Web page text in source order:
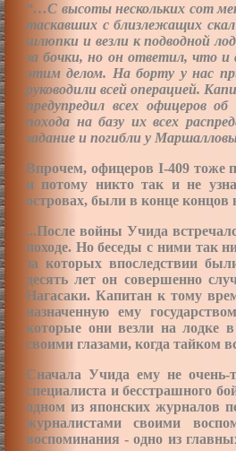
“…С высоты нескольких сот
таскавших с близлежащих
шлюпки и везли к подводной
за бочки, но он ответил, что и
этим делом. На борту у нас
руководили всей операцией.
предупредил всех офицеров
похода на базу их всех
задание и погибли у
Впрочем, офицеров I-409 тоже
и потому никто так и не
островах, были в конце
...После войны Учида
походе. Но беседы с ними так
за которых впоследствии
десять лет он совершенно
Нагасаки. Капитан к тому
назначенную ему
которые они везли на лодке
своими глазами, когда тайком
Сначала Учида ему не очень-
специалиста и бесстрашного
одном из японских журналов
журналистами своими
воспоминания - одно из